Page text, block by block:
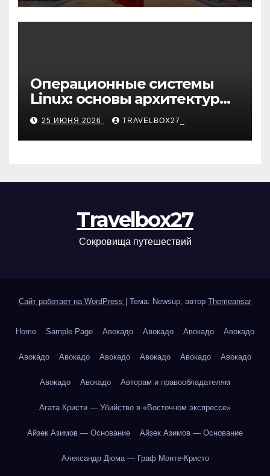
Операционные системы
Linux: основы архитектуры,
компоненты и области
применения
25 ИЮНЯ 2026 TRAVELBOX27_
Travelbox27
Сокровища путешествий
Сайт работает на WordPress Тема: Newsup, автор Themeansar
Home Sample Page Авокадо Авокадо Авокадо Авокадо
Авокадо Авокадо Авокадо Авокадо Авокадо Авокадо
Авокадо Авокадо Авторам и правообладателям
Агата Кристи — Убийство в «Восточном экспрессе»
Айзек Азимов — Основание Айзек Азимов — Основание
Александр Дюма — Граф Монте-Кристо